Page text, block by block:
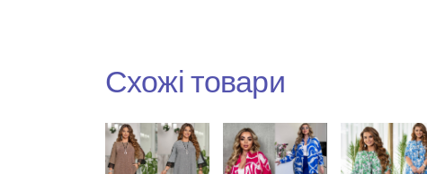
Схожі товари